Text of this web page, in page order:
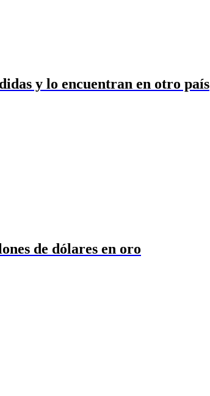
y lo encuentran en otro país
de dólares en oro